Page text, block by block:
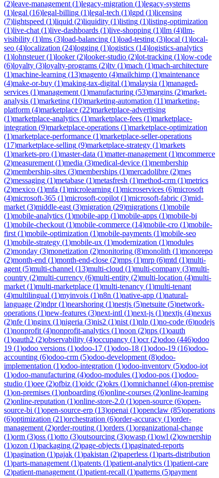
(2)leave-management (1)legacy-migration (1)legacy-systems
(1)legal (16)legal-billing (1)legal-tech (1)lgpd (1)licensing
(7)lightspeed (1)liquid (2)liquidity (1)listing (1)listing-optimization
(1)live-chat (1)live-dashboards (1)live-shopping (1)llm (4)llm-
visibility (1)lms (3)load-balancing (1)load-testing (3)local (1)local-
seo (4)localization (24)logging (1)logistics (14)logistics-analytics
(1)lohnsteuer(1)looker(2)looker-studio (2)lot-tracking (1)low-code
(6)loyalty (3)loyalty-programs (2)ltv (1)mach (1)mach-architecture
(1)machine-learning (13)magento (4)mailchimp (1)maintenance
(4)make-or-buy (1)making-tax-digital (1)malaysia (1)managed-
services (1)management (1)manufacturing (53)margins (2)market-
analysis (1)marketing (10)marketing-automation (11)marketing-
platform (4)marketplace (22)marketplace-advertising
(1)marketplace-analytics (1)marketplace-fees (1)marketplace-
integration (9)marketplace-operations (1)marketplace-optimization
(1)marketplace-performance (1)marketplace-seller-operations
(17)marketplace-selling (9)marketplace-strategy (1)markets
(1)markets-pro (1)master-data (1)matter-management (1)mcommerce
(2)measurement (1)media (3)medical-device (1)membership
(2)membership-sites (3)memberships (1)mercadolibre (2)mes
(2)messaging (1)metabase (1)metasfresh (1)method-crm (1)metrics
(2)mexico (1)mfa (1)microlearning (1)microservices (6)microsoft
(4)microsoft-365 (1)microsoft-copilot (1)microsoft-fabric (3)mid-
market (3)middle-east (3)migration (29)migrations (1)mobile
(1)mobile-analytics (1)mobile-app (1)mobile-apps (1)mobile-bi
(1)mobile-checkout (1)mobile-commerce (14)mobile-cro (1)mobile-
first (1)mobile-optimization (1)mobile-payments (1)mobile-seo
(1)mobile-strategy (1)mobile-ux (1)modernization (1)modules
(2)monday (3)monetization (2)monitoring (8)monolith (1)monorepo
(2)month-end (1)month-end-close (2)mps (1)mrp (6)mtd (1)multi-
agent (5)multi-channel (13)multi-cloud (1)multi-company (3)multi-
country (2)multi-currency (6)multi-entity (2)multi-location (4)multi-
market (1)multi-marketplace (1)multi-tenancy (1)multi-tenant
(4)multilingual (1)myinvois (1)n8n (1)native-app (1)natural-
language (2)ndpr(1)nearshoring (1)nestjs (5)netsuite (5)network-
operations (1)new-features (3)next-intl (1)next-js (1)nextjs (4)nexus
(2)nfe (1)nginx (1)nigeria (3)nis2 (1)nist (1)nlp (1)no-code (6)nodejs
(1)nonprofit (4)nonprofit-analytics (1)noon (2)nps (1)oauth
(1)oauth2 (2)observability (4)occupancy (1)ocr(2)odoo (446)odoo
19 (1)odoo versions (1)odoo-17 (1)odoo-18 (1)odoo-19 (16)odoo-
accounting (6)odoo-crm (5)odoo-development (8)odoo-
implementation (1)odoo-integration (1)odoo-inventory (5)odoo-iot
(1)odoo-manufacturing (4)odoo-modules (1)odoo-pos (1)odoo-
studio (1)oee (2)ofbiz (1)oidc (2)okrs (1)omnichannel (4)on-premise
(1)on-premises (1)onboarding (6)online-courses (2)online-learning
(2)online-reputation (1)online-store-2.0 (1)open-source (6)open-
source-bi (1)open-source-erp (13)openai (1)openclaw (85)operations
(6)optimization (21)orchestration (6)order-accuracy (1)order-
management (2)order-routing (1)orders (1)organizational-change
(1)orm (3)oss (1)otto (3)outsourcing (3)owasp (1)owl (2)ownership
(1)ozon (1)packaging (2)page-objects (1)paginated-reports
(1)pagination (1)pajak (1)pakistan (2)paperless (1)parts-distribution
(1)parts-management (1)patents (1)patient-analytics (1)patient-care
(2)patient-management (1)patient-recall (1)patterns (5)payment